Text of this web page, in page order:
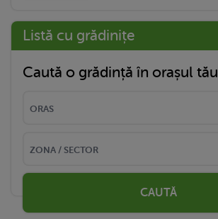
Listă cu grădinițe
Caută o grădință în orașul tău
CAUTĂ